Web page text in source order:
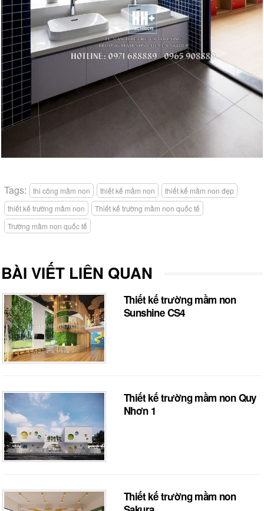
Tags: thi công mầm non thiết kế mầm non
thiết kế mầm non đẹp
thiết kế trường mầm non
Thiết kế trường mầm non quốc tế
Trường mầm non quốc tế
BÀI VIẾT LIÊN QUAN
Thiết kế trường mầm non
Sunshine CS4
Thiết kế trường mầm non Quy
Nhơn 1
Thiết kế trường mầm non